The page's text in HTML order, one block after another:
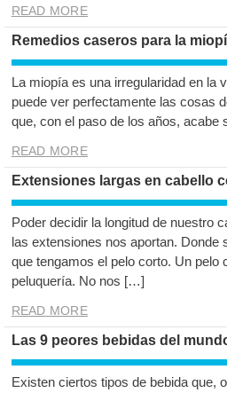
READ MORE
Remedios caseros para la
La miopía es una irregularidad en la
puede ver perfectamente las cosas
que, con el paso de los años,
READ MORE
Extensiones largas en cabello
Poder decidir la longitud de nuestro
las extensiones nos aportan.
que tengamos el pelo corto. Un pelo
peluquería. No nos […]
READ MORE
Las 9 peores bebidas del
Existen ciertos tipos de bebida que,